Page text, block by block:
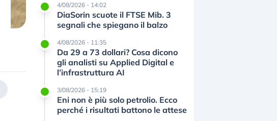
4/08/2026 - 14:02
DiaSorin scuote il FTSE Mib. 3
segnali che spiegano il balzo
4/08/2026 - 11:35
Da 29 a 73 dollari? Cosa dicono
gli analisti su Applied Digital e
l’infrastruttura AI
3/08/2026 - 15:19
Eni non è più solo petrolio. Ecco
perché i risultati battono le attese